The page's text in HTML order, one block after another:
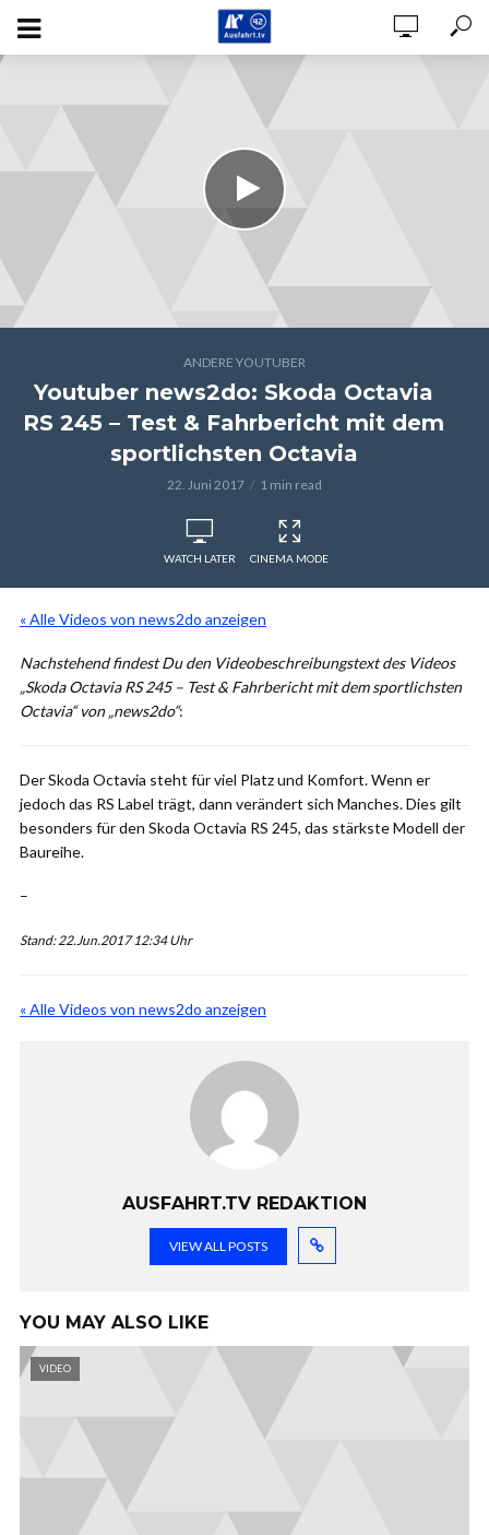
ANDERE YOUTUBER
Youtuber news2do: Skoda Octavia
RS 245 – Test & Fahrbericht mit dem
sportlichsten Octavia
22. Juni 2017 1 min read
WATCH LATER CINEMA MODE
« Alle Videos von news2do anzeigen
Nachstehend findest Du den Videobeschreibungstext des Videos
„Skoda Octavia RS 245 – Test & Fahrbericht mit dem sportlichsten
Octavia“ von „news2do“:
Der Skoda Octavia steht für viel Platz und Komfort. Wenn er
jedoch das RS Label trägt, dann verändert sich Manches. Dies gilt
besonders für den Skoda Octavia RS 245, das stärkste Modell der
Baureihe.
–
Stand: 22.Jun.2017 12:34 Uhr
« Alle Videos von news2do anzeigen
AUSFAHRT.TV REDAKTION
VIEW ALL POSTS
YOU MAY ALSO LIKE
VIDEO